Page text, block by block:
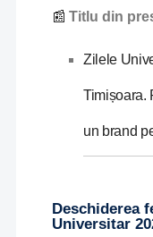
📰Titlu din
Zilele
Timișoara.
un brand
Deschiderea
Universitar